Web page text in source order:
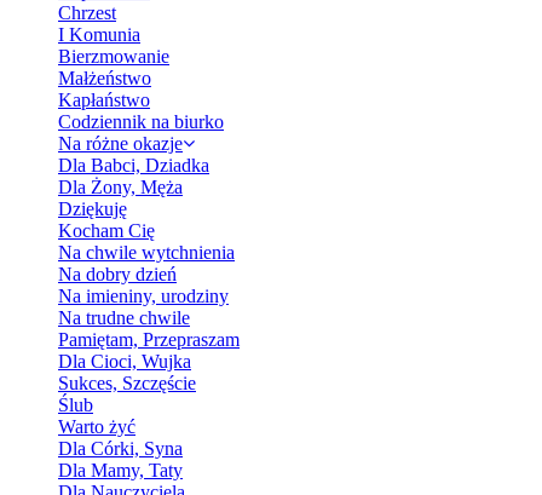
Chrzest
I Komunia
Bierzmowanie
Małżeństwo
Kapłaństwo
Codziennik na biurko
Na różne okazje
Dla Babci, Dziadka
Dla Żony, Męża
Dziękuję
Kocham Cię
Na chwile wytchnienia
Na dobry dzień
Na imieniny, urodziny
Na trudne chwile
Pamiętam, Przepraszam
Dla Cioci, Wujka
Sukces, Szczęście
Ślub
Warto żyć
Dla Córki, Syna
Dla Mamy, Taty